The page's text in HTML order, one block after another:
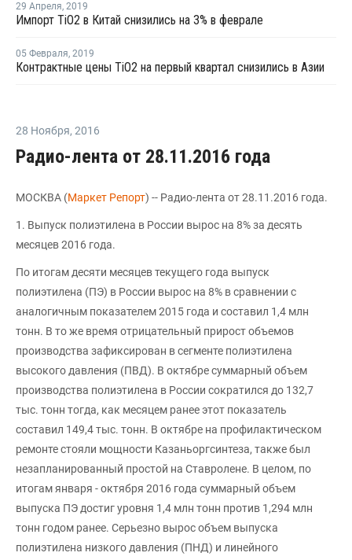
29 Апреля, 2019
Импорт TiO2 в Китай снизились на 3% в феврале
05 Февраля, 2019
Контрактные цены TiO2 на первый квартал снизились в Азии
28 Ноября, 2016
Радио-лента от 28.11.2016 года
МОСКВА (Маркет Репорт) -- Радио-лента от 28.11.2016 года.
1. Выпуск полиэтилена в России вырос на 8% за десять
месяцев 2016 года.
По итогам десяти месяцев текущего года выпуск
полиэтилена (ПЭ) в России вырос на 8% в сравнении с
аналогичным показателем 2015 года и составил 1,4 млн
тонн. В то же время отрицательный прирост объемов
производства зафиксирован в сегменте полиэтилена
высокого давления (ПВД). В октябре суммарный объем
производства полиэтилена в России сократился до 132,7
тыс. тонн тогда, как месяцем ранее этот показатель
составил 149,4 тыс. тонн. В октябре на профилактическом
ремонте стояли мощности Казаньоргсинтеза, также был
незапланированный простой на Ставролене. В целом, по
итогам января - октября 2016 года суммарный объем
выпуска ПЭ достиг уровня 1,4 млн тонн против 1,294 млн
тонн годом ранее. Серьезно вырос объем выпуска
полиэтилена низкого давления (ПНД) и линейного